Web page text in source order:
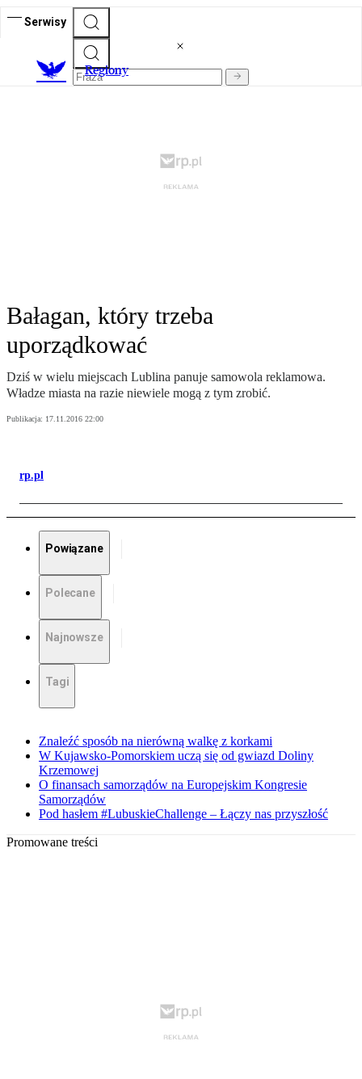
Serwisy
Regiony
Bałagan, który trzeba
uporządkować
Dziś w wielu miejscach Lublina panuje samowola reklamowa.
Władze miasta na razie niewiele mogą z tym zrobić.
Publikacja: 17.11.2016 22:00
rp.pl
Powiązane
Polecane
Najnowsze
Tagi
Znaleźć sposób na nierówną walkę z korkami
W Kujawsko-Pomorskiem uczą się od gwiazd Doliny
Krzemowej
O finansach samorządów na Europejskim Kongresie
Samorządów
Pod hasłem #LubuskieChallenge – Łączy nas przyszłość
Promowane treści